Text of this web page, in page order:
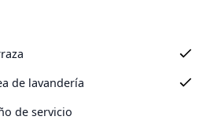
de lavandería
de servicio